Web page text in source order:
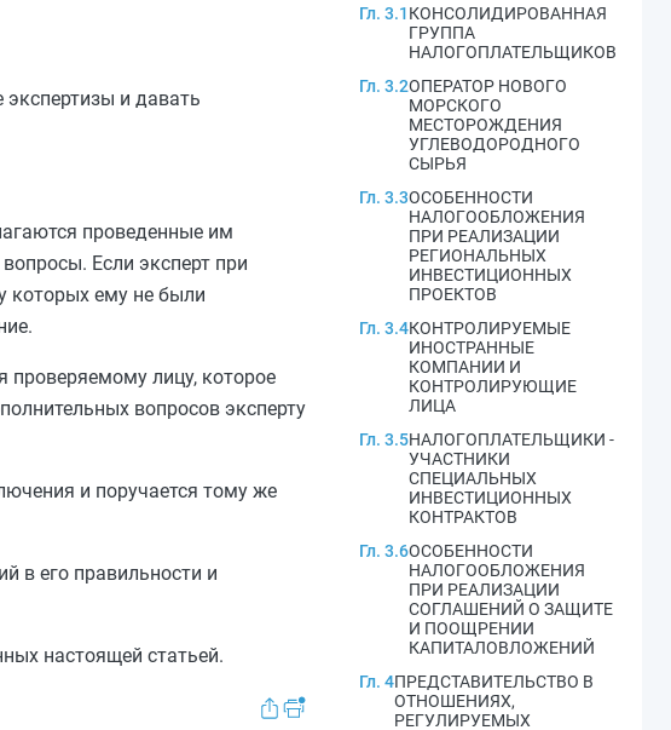
экспертизы и давать
проведенные им
Если эксперт при
которых ему не были
проверяемому лицу, которое
вопросов эксперту
и поручается тому же
в его правильности и
настоящей статьей.
Гл. 3.1КОНСОЛИДИРОВАННАЯ
ГРУППА
НАЛОГОПЛАТЕЛЬЩИКОВ
Гл. 3.2ОПЕРАТОР НОВОГО
МОРСКОГО
МЕСТОРОЖДЕНИЯ
УГЛЕВОДОРОДНОГО
СЫРЬЯ
Гл. 3.3ОСОБЕННОСТИ
НАЛОГООБЛОЖЕНИЯ
ПРИ РЕАЛИЗАЦИИ
РЕГИОНАЛЬНЫХ
ИНВЕСТИЦИОННЫХ
ПРОЕКТОВ
Гл. 3.4КОНТРОЛИРУЕМЫЕ
ИНОСТРАННЫЕ
КОМПАНИИ И
КОНТРОЛИРУЮЩИЕ
ЛИЦА
Гл. 3.5НАЛОГОПЛАТЕЛЬЩИКИ -
УЧАСТНИКИ
СПЕЦИАЛЬНЫХ
ИНВЕСТИЦИОННЫХ
КОНТРАКТОВ
Гл. 3.6ОСОБЕННОСТИ
НАЛОГООБЛОЖЕНИЯ
ПРИ РЕАЛИЗАЦИИ
СОГЛАШЕНИЙ О ЗАЩИТЕ
И ПООЩРЕНИИ
КАПИТАЛОВЛОЖЕНИЙ
Гл. 4ПРЕДСТАВИТЕЛЬСТВО В
ОТНОШЕНИЯХ,
РЕГУЛИРУЕМЫХ